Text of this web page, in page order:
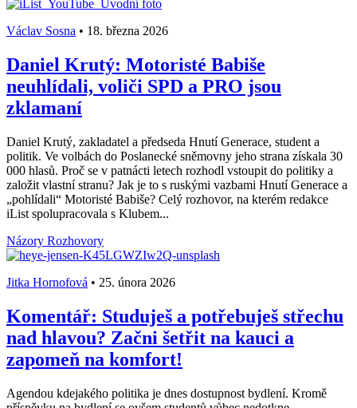
Václav Sosna • 18. března 2026
Daniel Krutý: Motoristé Babiše
neuhlídali, voliči SPD a PRO jsou
zklamaní
Daniel Krutý, zakladatel a předseda Hnutí Generace, student a
politik. Ve volbách do Poslanecké sněmovny jeho strana získala 30
000 hlasů. Proč se v patnácti letech rozhodl vstoupit do politiky a
založit vlastní stranu? Jak je to s ruskými vazbami Hnutí Generace a
„pohlídali“ Motoristé Babiše? Celý rozhovor, na kterém redakce
iList spolupracovala s Klubem...
Názory Rozhovory
Jitka Hornofová • 25. února 2026
Komentář: Studuješ a potřebuješ střechu
nad hlavou? Začni šetřit na kauci a
zapomeň na komfort!
Agendou kdejakého politika je dnes dostupnost bydlení. Kromě